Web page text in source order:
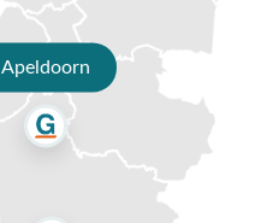
Apeldoorn